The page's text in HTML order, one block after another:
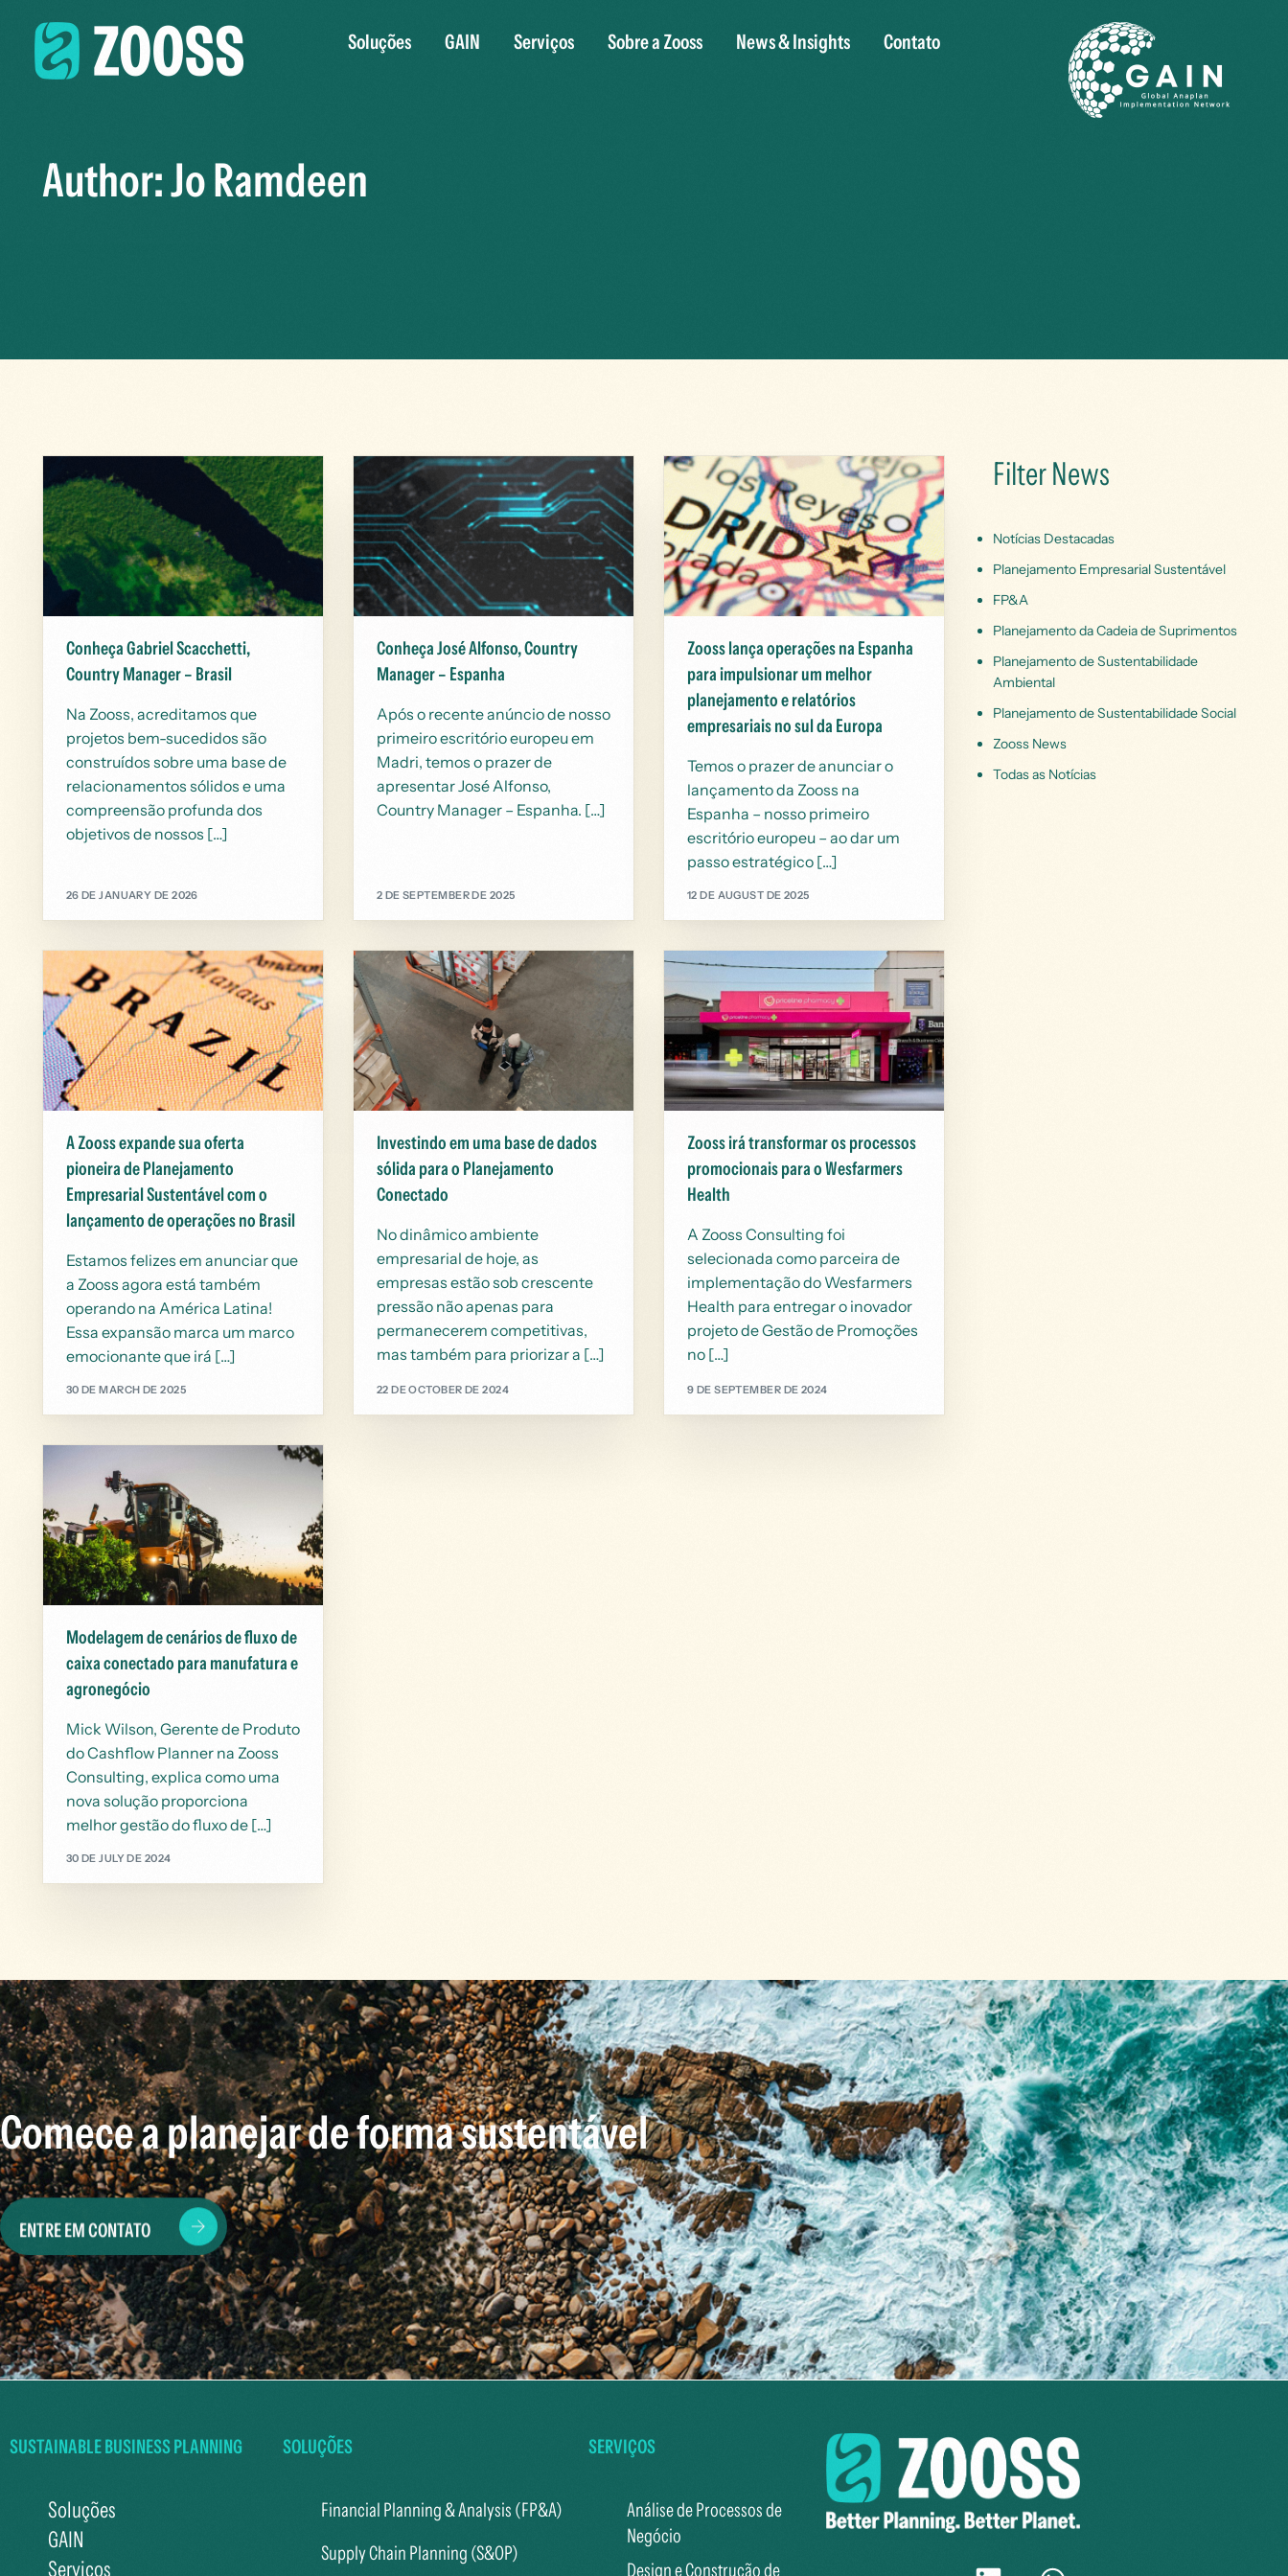
Soluções GAIN Serviços Sobre a Zooss News & Insights Contato
Author:Jo Ramdeen
Conheça Gabriel Scacchetti,
Country Manager – Brasil
Na Zooss, acreditamos que
projetos bem-sucedidos são
construídos sobre uma base de
relacionamentos sólidos e uma
compreensão profunda dos
objetivos de nossos […]
26 DE JANUARY DE 2026
Conheça José Alfonso, Country
Manager – Espanha
Após o recente anúncio de nosso
primeiro escritório europeu em
Madri, temos o prazer de
apresentar José Alfonso,
Country Manager – Espanha. […]
2 DE SEPTEMBER DE 2025
Zooss lança operações na Espanha
para impulsionar um melhor
planejamento e relatórios
empresariais no sul da Europa
Temos o prazer de anunciar o
lançamento da Zooss na
Espanha – nosso primeiro
escritório europeu – ao dar um
passo estratégico […]
12 DE AUGUST DE 2025
A Zooss expande sua oferta
pioneira de Planejamento
Empresarial Sustentável com o
lançamento de operações no Brasil
Estamos felizes em anunciar que
a Zooss agora está também
operando na América Latina!
Essa expansão marca um marco
emocionante que irá […]
30 DE MARCH DE 2025
Investindo em uma base de dados
sólida para o Planejamento
Conectado
No dinâmico ambiente
empresarial de hoje, as
empresas estão sob crescente
pressão não apenas para
permanecerem competitivas,
mas também para priorizar a […]
22 DE OCTOBER DE 2024
Zooss irá transformar os processos
promocionais para o Wesfarmers
Health
A Zooss Consulting foi
selecionada como parceira de
implementação do Wesfarmers
Health para entregar o inovador
projeto de Gestão de Promoções
no […]
9 DE SEPTEMBER DE 2024
Modelagem de cenários de fluxo de
caixa conectado para manufatura e
agronegócio
Mick Wilson, Gerente de Produto
do Cashflow Planner na Zooss
Consulting, explica como uma
nova solução proporciona
melhor gestão do fluxo de […]
30 DE JULY DE 2024
Filter News
Notícias Destacadas
Planejamento Empresarial Sustentável
FP&A
Planejamento da Cadeia de Suprimentos
Planejamento de Sustentabilidade
Ambiental
Planejamento de Sustentabilidade Social
Zooss News
Todas as Notícias
Comece a planejar de forma sustentável
ENTRE EM CONTATO
SUSTAINABLE BUSINESS PLANNING
Soluções
GAIN
Serviços
SOLUÇÕES
Financial Planning & Analysis (FP&A)
Supply Chain Planning (S&OP)
SERVIÇOS
Análise de Processos de
Negócio
Design e Construção de